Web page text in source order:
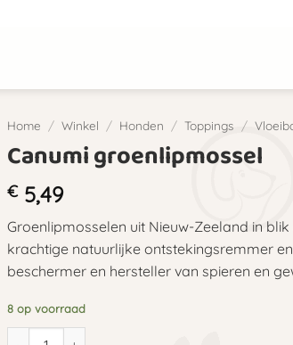
Home / Winkel / Honden / Toppings /
Canumi groenlipmossel
€5,49
Groenlipmosselen uit Nieuw-Zeeland in
krachtige natuurlijke ontstekingsremmer
beschermer en hersteller van spieren en
8 op voorraad
Canumi groenlipmossel aantal